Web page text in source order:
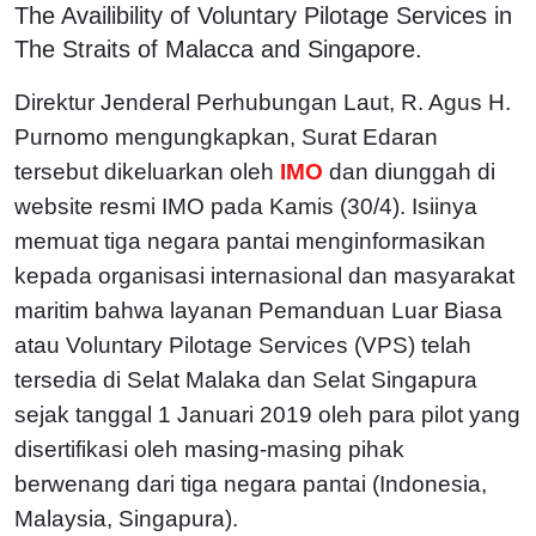
The Availibility of Voluntary Pilotage Services in
The Straits of Malacca and Singapore.
Direktur Jenderal Perhubungan Laut, R. Agus H.
Purnomo mengungkapkan, Surat Edaran
tersebut dikeluarkan oleh IMO dan diunggah di
website resmi IMO pada Kamis (30/4). Isiinya
memuat tiga negara pantai menginformasikan
kepada organisasi internasional dan masyarakat
maritim bahwa layanan Pemanduan Luar Biasa
atau Voluntary Pilotage Services (VPS) telah
tersedia di Selat Malaka dan Selat Singapura
sejak tanggal 1 Januari 2019 oleh para pilot yang
disertifikasi oleh masing-masing pihak
berwenang dari tiga negara pantai (Indonesia,
Malaysia, Singapura).